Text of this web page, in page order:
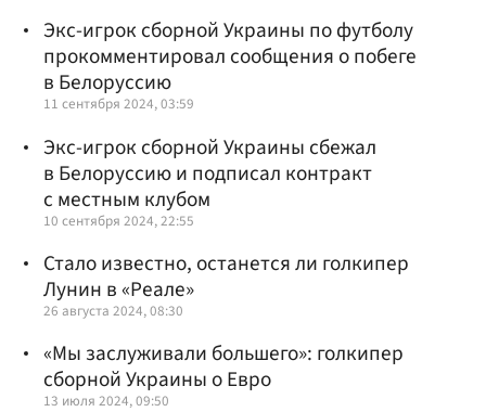
Экс-игрок сборной Украины по футболу
прокомментировал сообщения о побеге
в Белоруссию
11 сентября 2024, 03:59
Экс-игрок сборной Украины сбежал
в Белоруссию и подписал контракт
с местным клубом
10 сентября 2024, 22:55
Стало известно, останется ли голкипер
Лунин в «Реале»
26 августа 2024, 08:30
«Мы заслуживали большего»: голкипер
сборной Украины о Евро
13 июля 2024, 09:50